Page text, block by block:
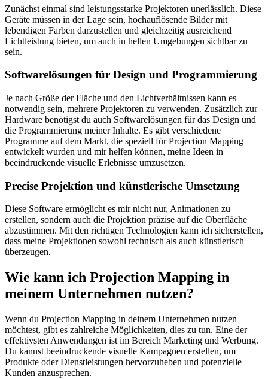
Zunächst einmal sind leistungsstarke Projektoren unerlässlich. Diese
Geräte müssen in der Lage sein, hochauflösende Bilder mit
lebendigen Farben darzustellen und gleichzeitig ausreichend
Lichtleistung bieten, um auch in hellen Umgebungen sichtbar zu
sein.
Softwarelösungen für Design und Programmierung
Je nach Größe der Fläche und den Lichtverhältnissen kann es
notwendig sein, mehrere Projektoren zu verwenden. Zusätzlich zur
Hardware benötigst du auch Softwarelösungen für das Design und
die Programmierung meiner Inhalte. Es gibt verschiedene
Programme auf dem Markt, die speziell für Projection Mapping
entwickelt wurden und mir helfen können, meine Ideen in
beeindruckende visuelle Erlebnisse umzusetzen.
Precise Projektion und künstlerische Umsetzung
Diese Software ermöglicht es mir nicht nur, Animationen zu
erstellen, sondern auch die Projektion präzise auf die Oberfläche
abzustimmen. Mit den richtigen Technologien kann ich sicherstellen,
dass meine Projektionen sowohl technisch als auch künstlerisch
überzeugen.
Wie kann ich Projection Mapping in
meinem Unternehmen nutzen?
Wenn du Projection Mapping in deinem Unternehmen nutzen
möchtest, gibt es zahlreiche Möglichkeiten, dies zu tun. Eine der
effektivsten Anwendungen ist im Bereich Marketing und Werbung.
Du kannst beeindruckende visuelle Kampagnen erstellen, um
Produkte oder Dienstleistungen hervorzuheben und potenzielle
Kunden anzusprechen.